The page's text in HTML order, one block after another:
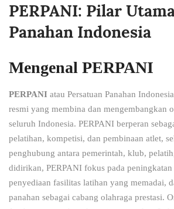
PERPANI: Pilar
Panahan Indonesia
Mengenal PERPANI
PERPANI atau Persatuan Panahan Indonesia
resmi yang membina dan mengembangkan
seluruh Indonesia. PERPANI berperan
pelatihan, kompetisi, dan pembinaan atlet,
penghubung antara pemerintah, klub,
didirikan, PERPANI fokus pada peningkatan
penyediaan fasilitas latihan yang memadai,
panahan sebagai cabang olahraga prestasi.